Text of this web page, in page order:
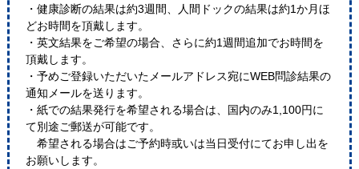
・健康診断の結果は約3週間、人間ドックの結果は約1か月ほ
どお時間を頂戴します。
・英文結果をご希望の場合、さらに約1週間追加でお時間を
頂戴します。
・予めご登録いただいたメールアドレス宛にWEB問診結果の
通知メールを送ります。
・紙での結果発行を希望される場合は、国内のみ1,100円に
て別途ご郵送が可能です。
希望される場合はご予約時或いは当日受付にてお申し出を
お願いします。